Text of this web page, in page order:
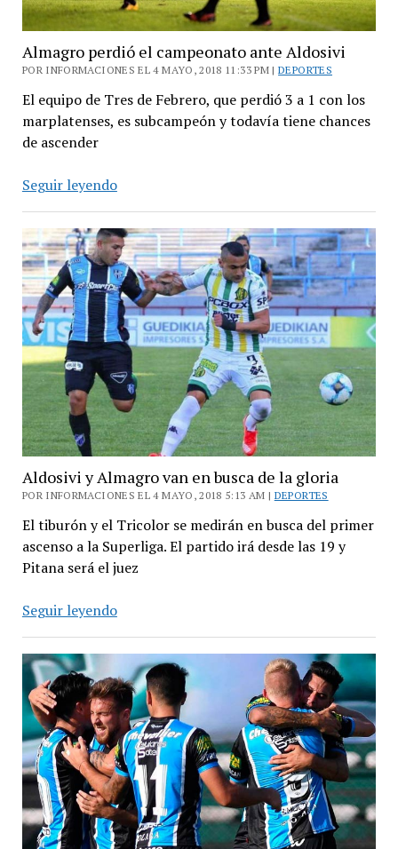
Almagro perdió el campeonato ante Aldosivi
POR INFORMACIONES EL 4 MAYO, 2018 11:33 PM |DEPORTES
El equipo de Tres de Febrero, que perdió 3 a 1 con los
marplatenses, es subcampeón y todavía tiene chances
de ascender
Seguir leyendoAlmagro
el
campeonato
ante
Aldosivi
Aldosivi y Almagro van en busca de la gloria
POR INFORMACIONES EL 4 MAYO, 2018 5:13 AM | DEPORTES
El tiburón y el Tricolor se medirán en busca del primer
ascenso a la Superliga. El partido irá desde las 19 y
Pitana será el juez
Seguir leyendoAldosivi
Almagro
van
en
busca
de
la
gloria